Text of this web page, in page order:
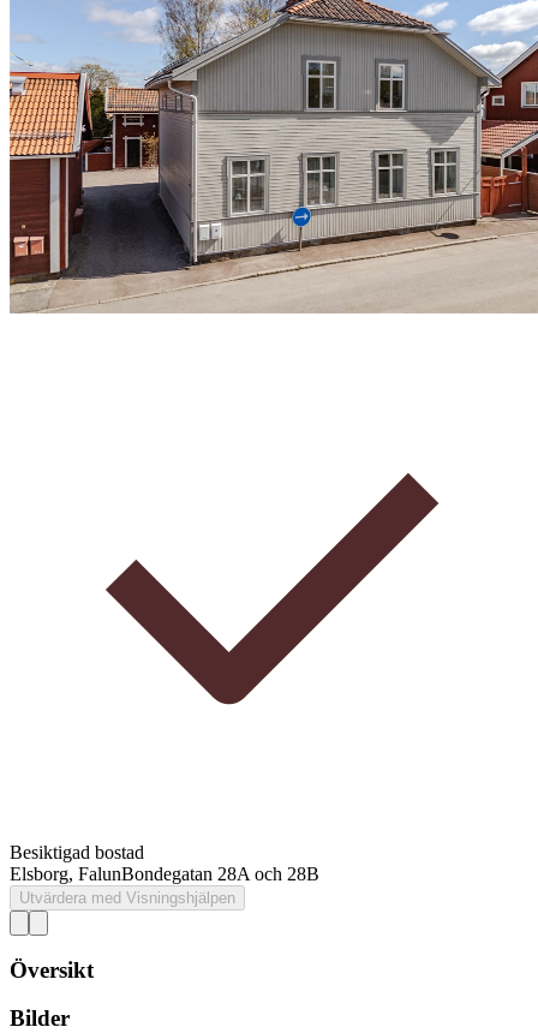
Besiktigad bostad
Elsborg, FalunBondegatan 28A och 28B
Utvärdera med Visningshjälpen
Översikt
Bilder